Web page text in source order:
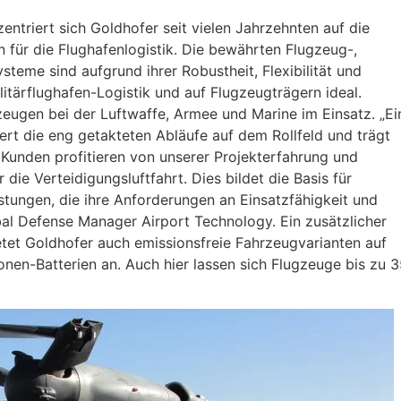
sich Goldhofer seit vielen Jahrzehnten auf die
die Flughafenlogistik. Die bewährten Flugzeug-,
sind aufgrund ihrer Robustheit, Flexibilität und
Logistik und auf Flugzeugträgern ideal.
bei der Luftwaffe, Armee und Marine im Einsatz.
die eng getakteten Abläufe auf dem Rollfeld und trägt
profitieren von unserer Projekterfahrung und
Verteidigungsluftfahrt. Dies bildet die Basis für
die ihre Anforderungen an Einsatzfähigkeit und
Defense Manager Airport Technology. Ein zusätzlicher
Goldhofer auch emissionsfreie Fahrzeugvarianten auf
Batterien an. Auch hier lassen sich Flugzeuge bis zu